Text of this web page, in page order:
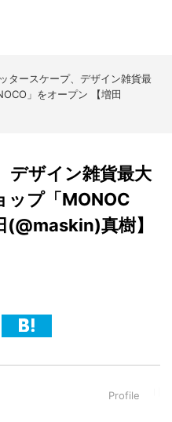
タースケープ、デザイン雑貨最
」をオープン 【増田
デザイン雑貨最大
ップ「MONOC
(@maskin)真樹】
してまた起業家としてITスタ
レワーク